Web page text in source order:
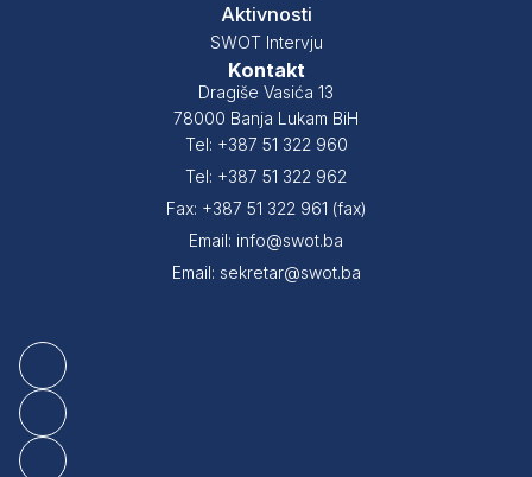
Aktivnosti
SWOT Intervju
Kontakt
Dragiše Vasića 13
78000 Banja Lukam BiH
Tel: +387 51 322 960
Tel: +387 51 322 962
Fax: +387 51 322 961 (fax)
Email: info@swot.ba
Email: sekretar@swot.ba